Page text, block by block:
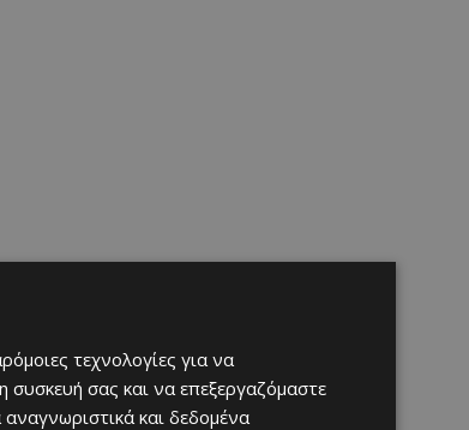
τεχνολογίες για να
σας και να επεξεργαζόμαστε
και δεδομένα